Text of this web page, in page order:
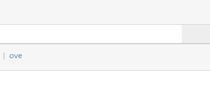
| ove